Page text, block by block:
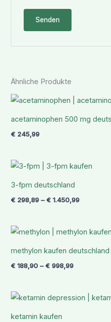
Ähnliche Produkte
acetaminophen 500 mg
€ 245,99
3-fpm deutschland
€ 298,89 –€ 1.450,99
methylon kaufen deutschland
€ 188,90 –€ 998,99
Preisspanne:
€ 188,90
€ 998,99
ketamin kaufen
€ 226,88